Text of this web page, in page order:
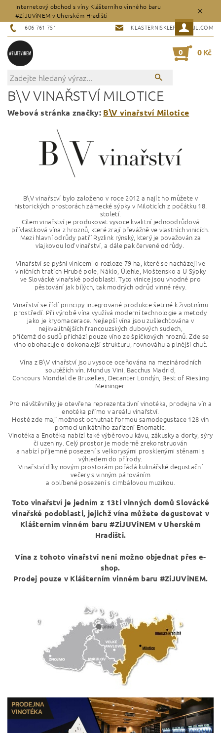
Internetový obchod s víny Klášterního vinného baru
#ZiJUViNEM v Uherském Hradišti
606 761 751
KLASTERNISKLEP@GMAIL.COM
0 0 Kč
B\V VINAŘSTVÍ MILOTICE
Webová stránka značky: B\V vinařství Milotice
B\V vinařství bylo založeno v roce 2012 a najít ho můžete v
historických prostorách zámecké sýpky v Miloticích z počátku 18.
století.
Cílem vinařství je produkovat vysoce kvalitní jednoodrůdová
přívlastková vína z hroznů, které zrají převážně ve vlastních vinicích.
Mezi hlavní odrůdy patří Ryzlink rýnský, který je považován za
vlajkovou loď vinařství, a dále pak červené odrůdy.
Vinařství se pyšní vinicemi o rozloze 79 ha, které se nacházejí ve
viničních tratích Hrubé pole, Náklo, Úlehle, Moštensko a U Sýpky
ve Slovácké vinařské podoblasti. Tyto vinice jsou vhodné pro
pěstování jak bílých, tak modrých odrůd vinné révy.
Vinařství se řídí principy integrované produkce šetrné k životnímu
prostředí. Při výrobě vína využívá moderní technologie a metody
jako je kryomacerace. Nejlepší vína jsou zušlechťována v
nejkvalitnějších francouzských dubových sudech,
přičemž do sudů přichází pouze víno ze špičkových hroznů.Zde se
víno obohacuje o dokonalejší strukturu, rovnováhu a plnější chuť.
Vína z B\V vinařství jsou vysoce oceňována na mezinárodních
soutěžích vín. Mundus Vini, Bacchus Madrid,
Concours Mondial de Bruxelles, Decanter Londýn, Best of Riesling
Meininger.
Pro návštěvníky je otevřena reprezentativní vinotéka, prodejna vín a
enotéka přímo v areálu vinařství.
Hosté zde mají možnost ochutnat formou samodegustace 128 vín
pomocí unikátního zařízení Enomatic.
Vinotéka a Enotéka nabízí také výběrovou kávu, zákuskya dorty, sýry
či uzeniny. Celý prostor je moderně zrekonstruován
a nabízí příjemné posezení s velkorysými prosklenými stěnami s
výhledem do přírody.
Vinařství díky novým prostorám pořádá kulinářské degustační
večerys vinným párováním
a oblíbené posezení s cimbálovou muzikou.
Toto vinařství je jedním z 13ti vinných domů Slovácké
vinařské podoblasti, jejichž vína můžete degustovat v
Klášterním vinném baru#ZiJUViNEM v Uherském
Hradišti.
Vína z tohoto vinařství není možno objednat přes e-
shop.
Prodej pouze v Klášterním vinném baru #ZiJUViNEM.